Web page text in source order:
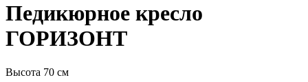
Педикюрное кресло
ГОРИЗОНТ
Высота 70 см